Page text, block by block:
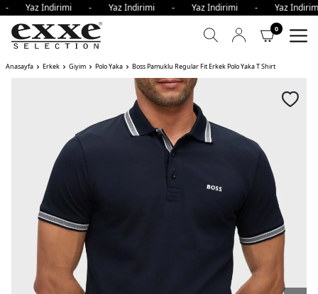
Yaz İndirimi - Yaz İndirimi - Yaz İndirimi - Yaz
0
Anasayfa Erkek Giyim Polo Yaka Boss Pamuklu Regular Fit Erkek Polo Yaka T Shirt